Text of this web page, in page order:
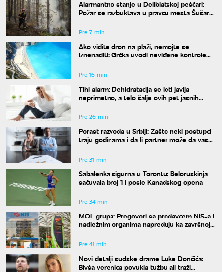
Alarmantno stanje u Deliblatskoj peščari:
Požar se razbuktava u pravcu mesta Šušara,
Pre 7 min
Ako vidite dron na plaži, nemojte se
iznenaditi: Grčka uvodi neviđene kontrole
Pre 16 min
Tihi alarm: Dehidratacija se leti javlja
neprimetno, a telo šalje ovih pet jasnih
Pre 26 min
Porast razvoda u Srbiji: Zašto neki postupci
traju godinama i da li partner može da vas
Pre 31 min
Sabalenka sigurna u Torontu: Beloruskinja
sačuvala broj 1 i posle Kanadskog opena
Pre 34 min
MOL grupa: Pregovori sa prodavcem NIS-a i
nadležnim organima napreduju ka završnoj
Pre 41 min
Novi detalji sudske drame Luke Dončića:
Bivša verenica povukla tužbu ali traži